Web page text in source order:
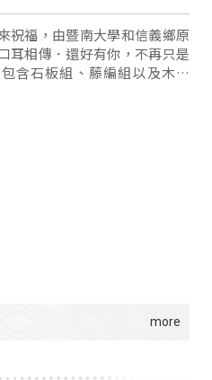
祝福，由暨南大學和信義鄉原
耳相傳．還好有你，不再只是
含石板組、藤編組以及木雕
藝展示出來，也邀請國際藝
豐富原民文化色彩。